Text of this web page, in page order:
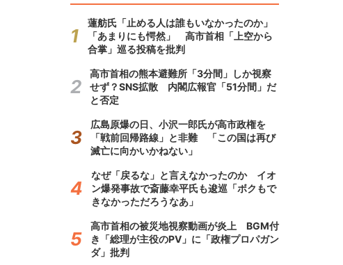
蓮舫氏「止める人は誰もいなかったのか」
「あまりにも愕然」 高市首相「上空から
合掌」巡る投稿を批判
高市首相の熊本避難所「3分間」しか視察
せず？SNS拡散 内閣広報官「51分間」だ
と否定
広島原爆の日、小沢一郎氏が高市政権を
「戦前回帰路線」と非難 「この国は再び
滅亡に向かいかねない」
なぜ「戻るな」と言えなかったのか イオ
ン爆発事故で斎藤幸平氏も逡巡「ボクもで
きなかっただろうなあ」
高市首相の被災地視察動画が炎上 BGM付
き「総理が主役のPV」に「政権プロパガン
ダ」批判